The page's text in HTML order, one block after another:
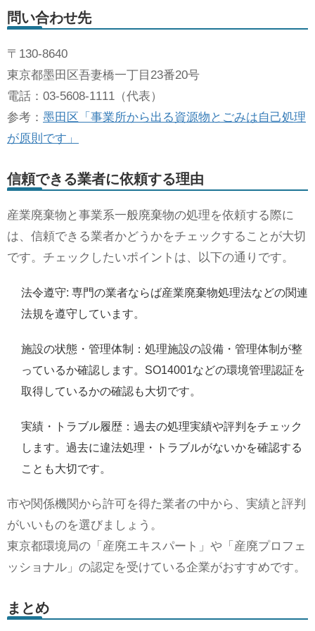
問い合わせ先
〒130-8640
東京都墨田区吾妻橋一丁目23番20号
電話：03-5608-1111（代表）
参考： 墨田区「事業所から出る資源物とごみは自己処理
が原則です」
信頼できる業者に依頼する理由
産業廃棄物と事業系一般廃棄物の処理を依頼する際に
は、信頼できる業者かどうかをチェックすることが大切
です。チェックしたいポイントは、以下の通りです。
法令遵守: 専門の業者ならば産業廃棄物処理法などの関連
法規を遵守しています。
施設の状態・管理体制：処理施設の設備・管理体制が整
っているか確認します。SO14001などの環境管理認証を
取得しているかの確認も大切です。
実績・トラブル履歴：過去の処理実績や評判をチェック
します。過去に違法処理・トラブルがないかを確認する
ことも大切です。
市や関係機関から許可を得た業者の中から、実績と評判
がいいものを選びましょう。
東京都環境局の「産廃エキスパート」や「産廃プロフェ
ッショナル」の認定を受けている企業がおすすめです。
まとめ